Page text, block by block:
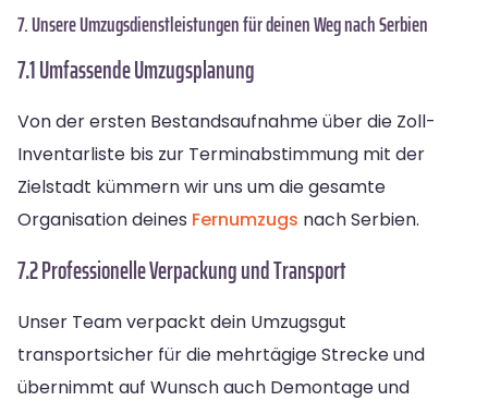
7. Unsere Umzugsdienstleistungen für deinen Weg nach Serbien
7.1 Umfassende Umzugsplanung
Von der ersten Bestandsaufnahme über die Zoll-
Inventarliste bis zur Terminabstimmung mit der
Zielstadt kümmern wir uns um die gesamte
Organisation deines Fernumzugs nach Serbien.
7.2 Professionelle Verpackung und Transport
Unser Team verpackt dein Umzugsgut
transportsicher für die mehrtägige Strecke und
übernimmt auf Wunsch auch Demontage und